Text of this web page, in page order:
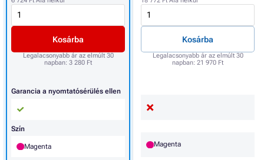
Kosárba
Legalacsonyabb ár az elmúlt 30
napban: 21 970 Ft
Magenta
Kosárba
Legalacsonyabb ár az elmúlt 30
napban: 3 280 Ft
Garancia a nyomtatósérülés ellen
Szín
Magenta